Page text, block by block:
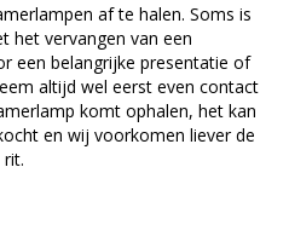
af te halen. Soms is
het vervangen van een
een belangrijke presentatie of
altijd wel eerst even contact
komt ophalen, het kan
en wij voorkomen liever de